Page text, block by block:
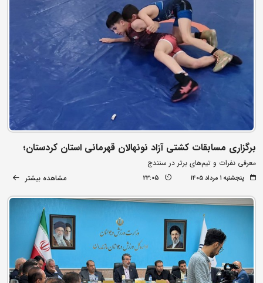
برگزاری مسابقات کشتی آزاد نونهالان قهرمانی استان کردستان؛
معرفی نفرات و تیم‌های برتر در سنندج
پنجشنبه ۱ مرداد ۱۴۰۵ 23:05 مشاهده بیشتر